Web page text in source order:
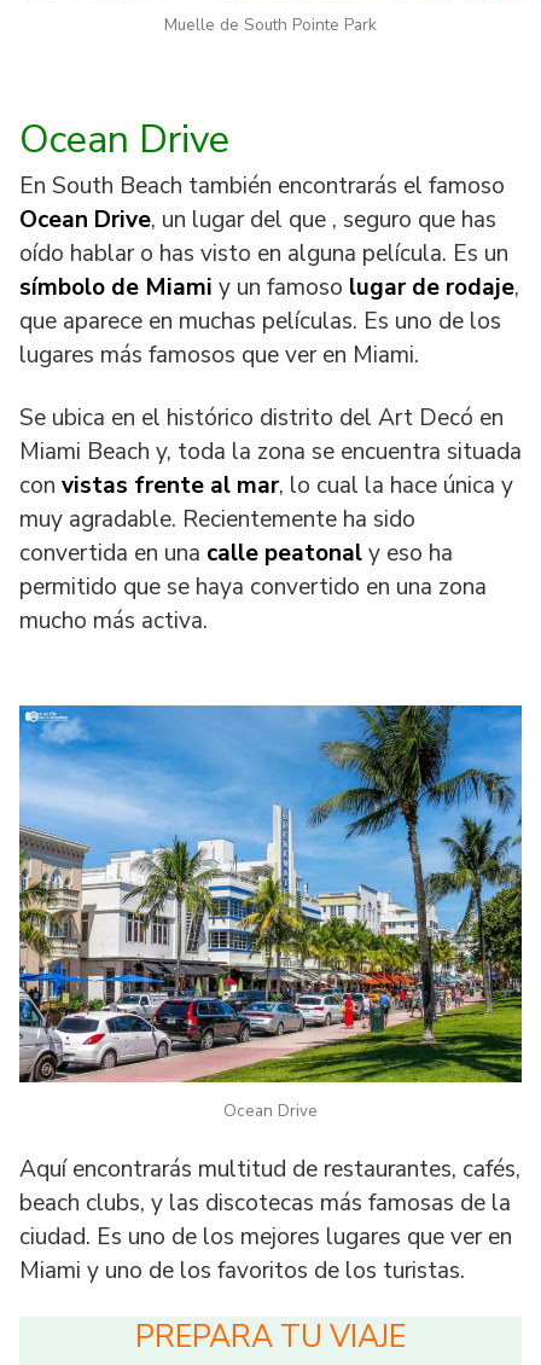
Muelle de South Pointe Park
Ocean Drive
En South Beach también encontrarás el famoso
Ocean Drive, un lugar del que , seguro que has
oído hablar o has visto en alguna película. Es un
símbolo de Miami y un famoso lugar de rodaje,
que aparece en muchas películas. Es uno de los
lugares más famosos que ver en Miami.
Se ubica en el histórico distrito del Art Decó en
Miami Beach y, toda la zona se encuentra situada
con vistas frente al mar, lo cual la hace única y
muy agradable. Recientemente ha sido
convertida en una calle peatonaly eso ha
permitido que se haya convertido en una zona
mucho más activa.
Ocean Drive
Aquí encontrarás multitud de restaurantes, cafés,
beach clubs, y las discotecas más famosas de la
ciudad. Es uno de los mejores lugares que ver en
Miami y uno de los favoritos de los turistas.
PREPARA TU VIAJE